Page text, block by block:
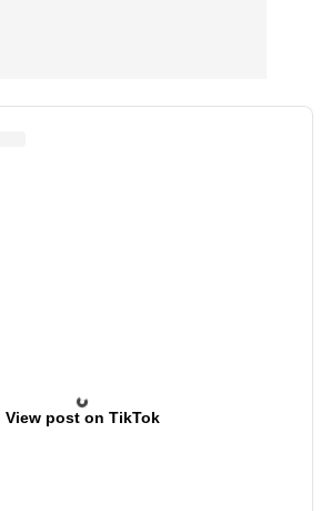
View post on TikTok